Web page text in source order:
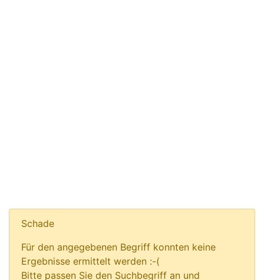
Schade
Für den angegebenen Begriff konnten keine
Ergebnisse ermittelt werden :-(
Bitte passen Sie den Suchbegriff an und